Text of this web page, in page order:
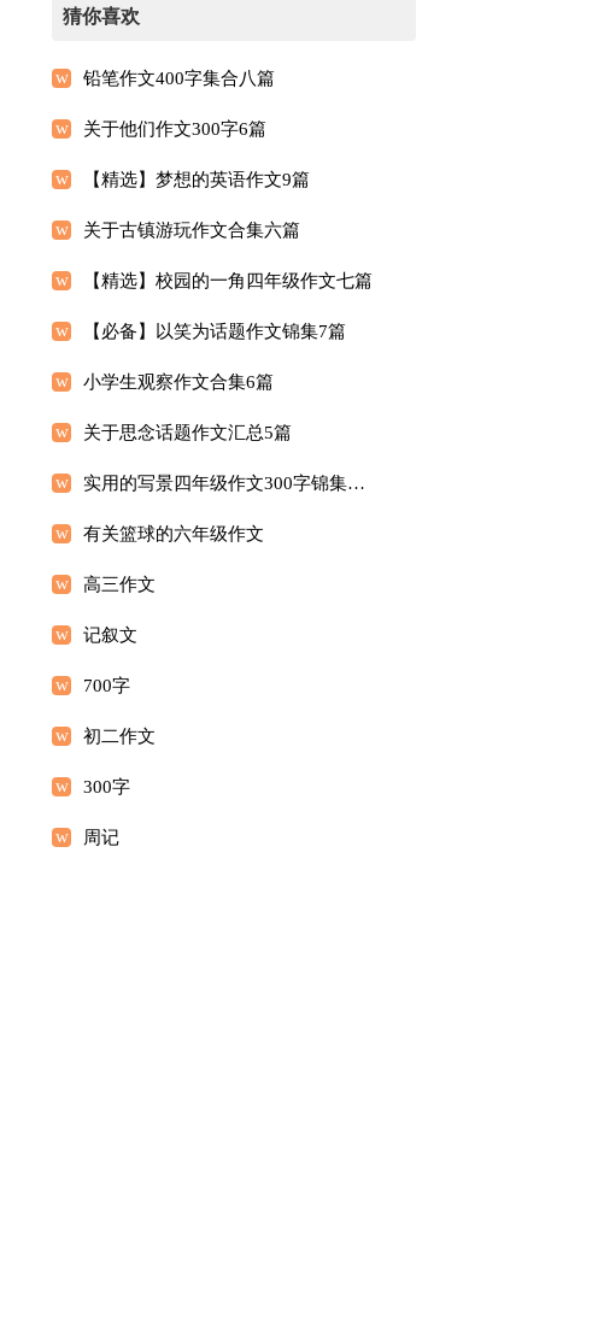
猜你喜欢
铅笔作文400字集合八篇
关于他们作文300字6篇
【精选】梦想的英语作文9篇
关于古镇游玩作文合集六篇
【精选】校园的一角四年级作文七篇
【必备】以笑为话题作文锦集7篇
小学生观察作文合集6篇
关于思念话题作文汇总5篇
实用的写景四年级作文300字锦集7篇
有关篮球的六年级作文
高三作文
记叙文
700字
初二作文
300字
周记